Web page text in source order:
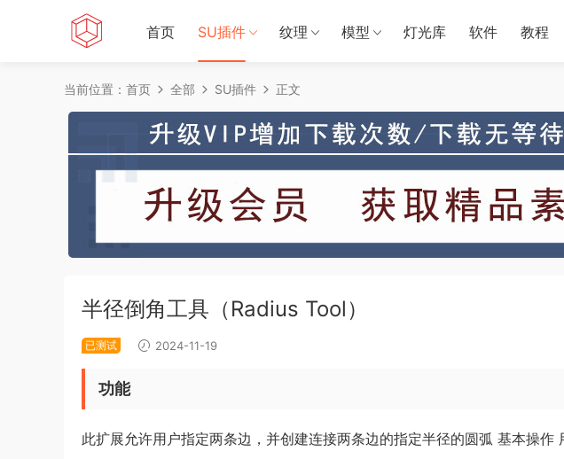
首页 SU插件 纹理 模型 灯光库 软件 教程
当前位置： 首页 全部 SU插件 正文
半径倒角工具（Radius Tool）
已测试 2024-11-19
功能
此扩展允许用户指定两条边，并创建连接两条边的指定半径的圆弧 基本操作